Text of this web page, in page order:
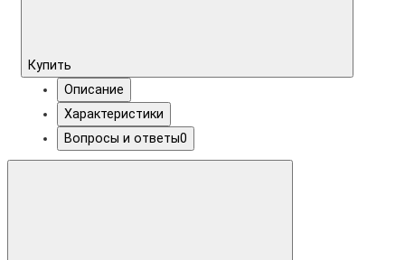
Купить
Описание
Характеристики
Вопросы и ответы0